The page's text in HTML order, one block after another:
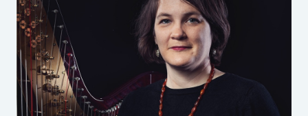
Aktiviteter
Sustainable Plejs
Möten & kongresser
Hansestaden världsarv
→ Gutamål och gotländska
Allt om bostad
→ Hyra bostad
→ Köpa bostad